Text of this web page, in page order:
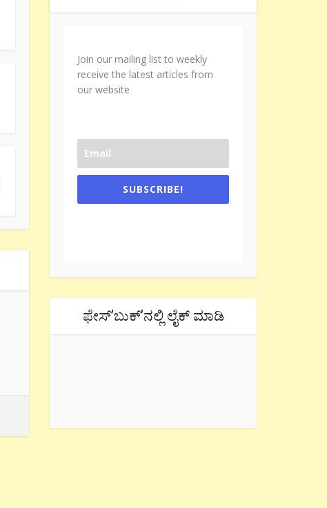
Join our mailing list to weekly
receive the latest articles from
our website
SUBSCRIBE!
ಫೇಸ್’ಬುಕ್’ನಲ್ಲಿ ಲೈಕ್ ಮಾಡಿ